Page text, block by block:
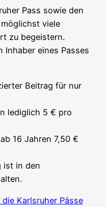
Pass sowie den
viele
zu begeistern.
Inhaber eines Passes
Beitrag für nur
lediglich 5 € pro
16 Jahren 7,50 €
ist in den
Karlsruher Pässe